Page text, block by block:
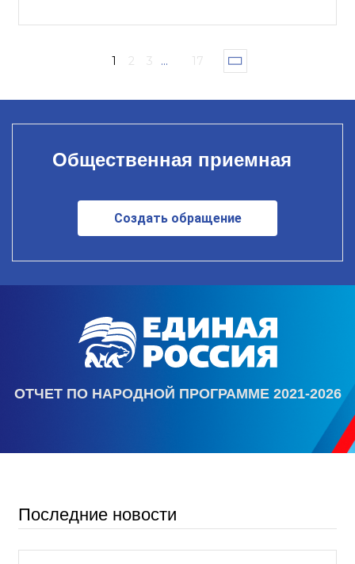
1 2 3 ... 17
Общественная приемная
Создать обращение
ОТЧЕТ ПО НАРОДНОЙ ПРОГРАММЕ 2021-2026
Последние новости